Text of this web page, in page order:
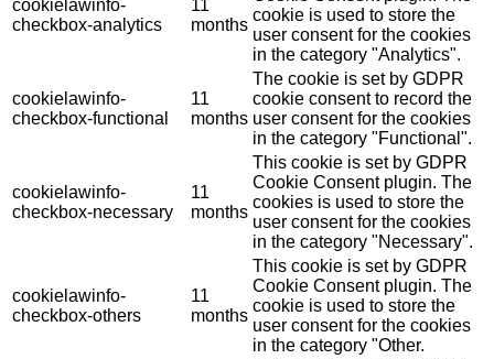
cookielawinfo-
checkbox-analytics
11
months
cookie is used to store the
user consent for the cookies
in the category "Analytics".
cookielawinfo-
checkbox-functional
11
months
The cookie is set by GDPR
cookie consent to record the
user consent for the cookies
in the category "Functional".
cookielawinfo-
checkbox-necessary
11
months
This cookie is set by GDPR
Cookie Consent plugin. The
cookies is used to store the
user consent for the cookies
in the category "Necessary".
cookielawinfo-
checkbox-others
11
months
This cookie is set by GDPR
Cookie Consent plugin. The
cookie is used to store the
user consent for the cookies
in the category "Other.